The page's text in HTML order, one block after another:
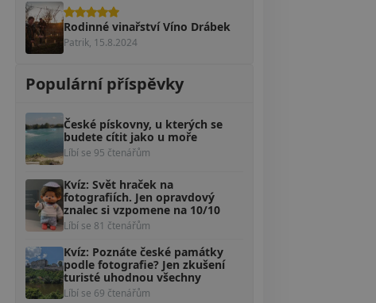
Rodinné vinařství Víno Drábek
Patrik, 15.8.2024
Populární příspěvky
České pískovny, u kterých se
budete cítit jako u moře
Líbí se 95 čtenářům
Kvíz: Svět hraček na
fotografiích. Jen opravdový
znalec si vzpomene na 10/10
Líbí se 81 čtenářům
Kvíz: Poznáte české památky
podle fotografie? Jen zkušení
turisté uhodnou všechny
Líbí se 69 čtenářům